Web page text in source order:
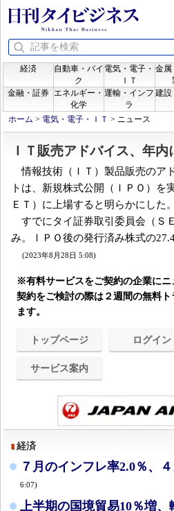
経済
自動車・バイ
ク
電気・電子・
ＩＴ
金属
金融・証券
エネルギー・
化学
運輸・インフ
ラ
建設
ホーム > 電気・電子・ＩＴ > ニュース
ＩＴ販売アドバイス、年
情報技術（ＩＴ）製品販売のア
トは、新規株式公開（ＩＰＯ）を
ＥＴ）に上場すると明らかにした。
すでにタイ証券取引委員会（Ｓ
み。ＩＰＯ後の発行済み株式の
(2023年8月28日 5:08)
※有料サービスをご契約の企業にニ
契約をご検討の際は２週間の無料
ます。
トップページ ログイン
サービス案内
経済
７月のインフレ率2.0％、
6:07)
上半期の国境貿易10％増